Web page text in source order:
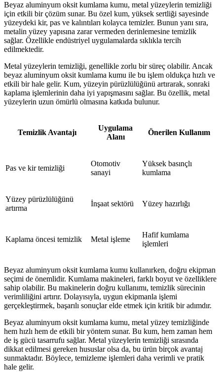
Beyaz aluminyum oksit kumlama kumu, metal yüzeylerin temizliği
için etkili bir çözüm sunar. Bu özel kum, yüksek sertliği sayesinde
yüzeydeki kir, pas ve kalıntıları kolayca temizler. Bunun yanı sıra,
metalin yüzey yapısına zarar vermeden derinlemesine temizlik
sağlar. Özellikle endüstriyel uygulamalarda sıklıkla tercih
edilmektedir.
Metal yüzeylerin temizliği, genellikle zorlu bir süreç olabilir. Ancak
beyaz aluminyum oksit kumlama kumu ile bu işlem oldukça hızlı ve
etkili bir hale gelir. Kum, yüzeyin pürüzlülüğünü artırarak, sonraki
kaplama işlemlerinin daha iyi yapışmasını sağlar. Bu özellik, metal
yüzeylerin uzun ömürlü olmasına katkıda bulunur.
Temizlik Avantajı
Uygulama
Alanı
Önerilen Kullanım
Pas ve kir temizliği
Otomotiv
sanayi
Yüksek basınçlı
kumlama
Yüzey pürüzlülüğünü
artırma
İnşaat sektörü Yüzey hazırlığı
Kaplama öncesi temizlik Metal işleme
Hafif kumlama
işlemleri
Beyaz aluminyum oksit kumlama kumu kullanırken, doğru ekipman
seçimi de önemlidir. Kumlama makineleri, farklı boyut ve özelliklere
sahip olabilir. Bu makinelerin doğru kullanımı, temizlik sürecinin
verimliliğini artırır. Dolayısıyla, uygun ekipmanla işlemi
gerçekleştirmek, başarılı sonuçlar elde etmek için kritik bir adımdır.
Beyaz aluminyum oksit kumlama kumu, metal yüzey temizliğinde
hem hızlı hem de etkili bir yöntem sunar. Bu kum, hem zaman hem
de iş gücü tasarrufu sağlar. Metal yüzeylerin temizliği sırasında
dikkat edilmesi gereken hususlar olsa da, bu ürün birçok avantaj
sunmaktadır. Böylece, temizleme işlemleri daha verimli ve pratik
hale gelir.